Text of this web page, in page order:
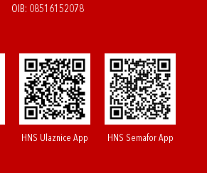
OIB: 08516152078
HNS Ulaznice App HNS Semafor App